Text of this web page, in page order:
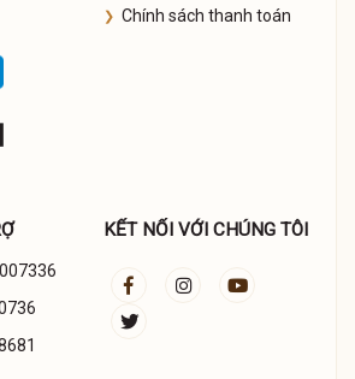
Chính sách thanh toán
KẾT NỐI VỚI CHÚNG TÔI